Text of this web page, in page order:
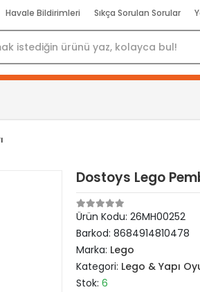
Havale Bildirimleri Sıkça Sorulan Sorular
Dostoys Lego
Ürün Kodu:26MH00252
Barkod:8684914810478
Marka: Lego
Kategori: Lego & Yapı
Stok:6